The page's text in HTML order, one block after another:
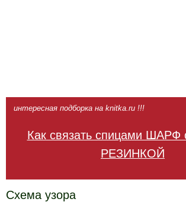
интересная подборка на knitka.ru !!!
Как связать спицами ШАРФ
РЕЗИНКОЙ
Схема узора